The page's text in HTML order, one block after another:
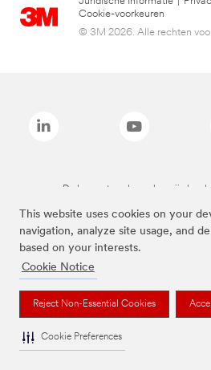
This website uses cookies on your
navigation, analyze site usage, and
based on your interests.
Cookie Notice
Reject Non-Essential Cookies
Cookie Preferences
Cookie-voorkeuren
© 3M 2026. Alle rechten
De bovenstaande merken zijn